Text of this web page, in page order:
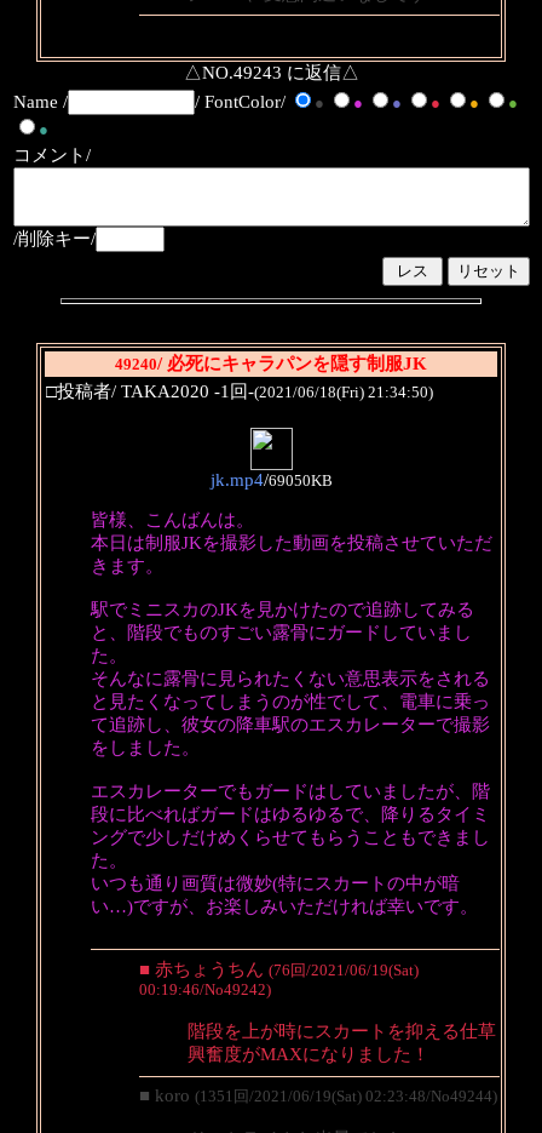
△NO.49243 に返信△
Name /
/ FontColor/ ● ● ● ● ●
●
●
コメント/
/削除キー/
49240/ 必死にキャラパンを隠す制服JK
□投稿者/ TAKA2020 -1回-(2021/06/18(Fri) 21:34:50)
jk.mp4/69050KB
皆様、こんばんは。
本日は制服JKを撮影した動画を投稿させていただ
きます。
駅でミニスカのJKを見かけたので追跡してみる
と、階段でものすごい露骨にガードしていまし
た。
そんなに露骨に見られたくない意思表示をされる
と見たくなってしまうのが性でして、電車に乗っ
て追跡し、彼女の降車駅のエスカレーターで撮影
をしました。
エスカレーターでもガードはしていましたが、階
段に比べればガードはゆるゆるで、降りるタイミ
ングで少しだけめくらせてもらうこともできまし
た。
いつも通り画質は微妙(特にスカートの中が暗
い…)ですが、お楽しみいただければ幸いです。
■ 赤ちょうちん (76回/2021/06/19(Sat)
00:19:46/No49242)
階段を上が時にスカートを抑える仕草
興奮度がMAXになりました！
■ koro (1351回/2021/06/19(Sat) 02:23:48/No49244)